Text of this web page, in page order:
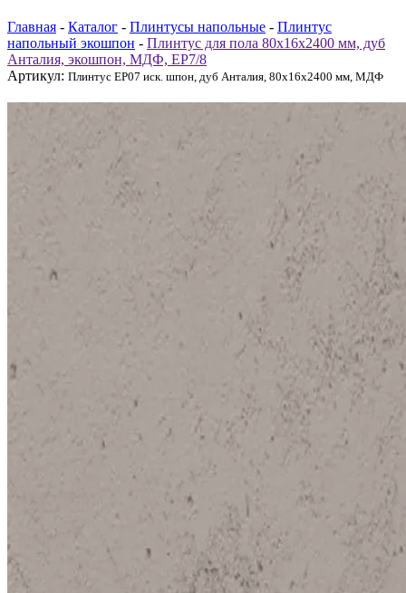
Главная - Каталог - Плинтусы напольные - Плинтус
напольный экошпон - Плинтус для пола 80x16x2400 мм, дуб
Анталия, экошпон, МДФ, ЕР7/8
Артикул: Плинтус ЕР07 иск. шпон, дуб Анталия, 80x16x2400 мм, МДФ